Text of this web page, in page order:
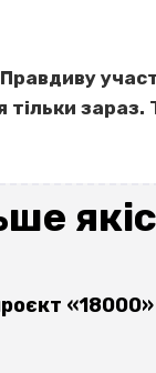
зараз.
«18000»